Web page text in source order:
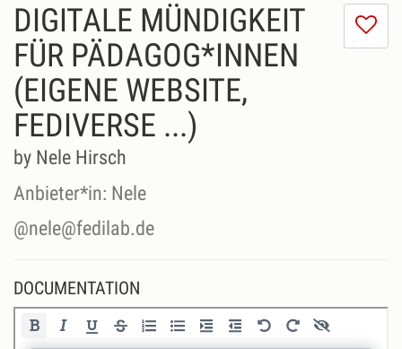
I
DIGITALE MÜNDIGKEIT
FÜR PÄDAGOG*INNEN
(EIGENE WEBSITE,
FEDIVERSE ...)
by Nele Hirsch
Anbieter*in: Nele
@nele@fedilab.de
DOCUMENTATION